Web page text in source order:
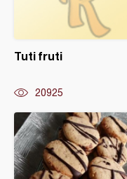
Tuti fruti
20925